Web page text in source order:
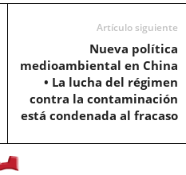
Artículo siguiente
Nueva política
medioambiental en China
• La lucha del régimen
contra la contaminación
está condenada al fracaso